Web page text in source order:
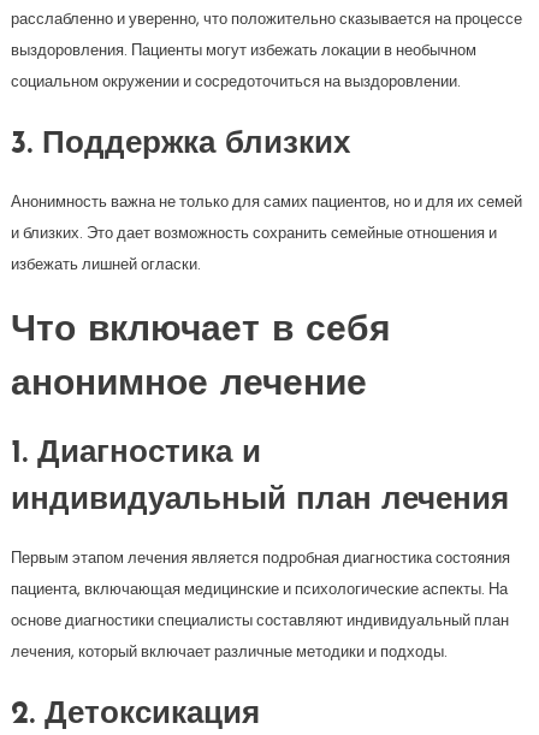
расслабленно и уверенно, что положительно сказывается на процессе
выздоровления. Пациенты могут избежать локации в необычном
социальном окружении и сосредоточиться на выздоровлении.
3. Поддержка близких
Анонимность важна не только для самих пациентов, но и для их семей
и близких. Это дает возможность сохранить семейные отношения и
избежать лишней огласки.
Что включает в себя
анонимное лечение
1. Диагностика и
индивидуальный план лечения
Первым этапом лечения является подробная диагностика состояния
пациента, включающая медицинские и психологические аспекты. На
основе диагностики специалисты составляют индивидуальный план
лечения, который включает различные методики и подходы.
2. Детоксикация